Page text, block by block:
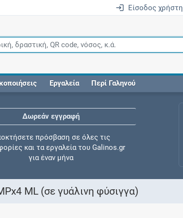
Είσοδος χρήστη
Εργαλεία Περί Γαληνού
Δωρεάν εγγραφή
πρόσβαση σε όλες τις
και τα εργαλεία του Galinos.gr
για έναν μήνα
ML (σε γυάλινη φύσιγγα)